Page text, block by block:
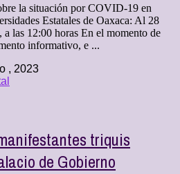
la situación por COVID-19 en
Estatales de Oaxaca: Al 28
a las 12:00 horas En el momento de
informativo, e ...
, 2023
triquis
de Gobierno